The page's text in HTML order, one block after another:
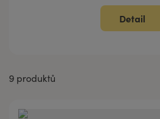
Detail
9 produktů